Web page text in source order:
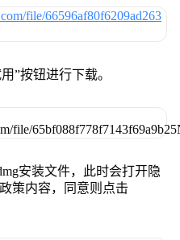
”按钮进行下载。
安装文件，此时会打开隐
策内容，同意则点击